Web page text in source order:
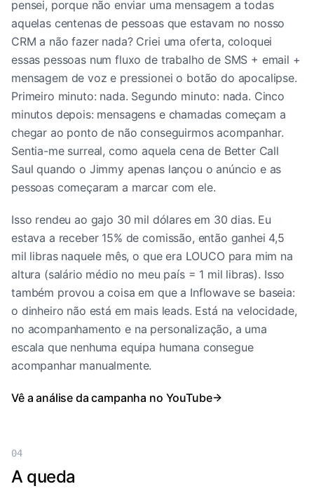
pensei, porque não enviar uma mensagem a todas
aquelas centenas de pessoas que estavam no nosso
CRM a não fazer nada? Criei uma oferta, coloquei
essas pessoas num fluxo de trabalho de SMS + email +
mensagem de voz e pressionei o botão do apocalipse.
Primeiro minuto: nada. Segundo minuto: nada. Cinco
minutos depois: mensagens e chamadas começam a
chegar ao ponto de não conseguirmos acompanhar.
Sentia-me surreal, como aquela cena de Better Call
Saul quando o Jimmy apenas lançou o anúncio e as
pessoas começaram a marcar com ele.
Isso rendeu ao gajo 30 mil dólares em 30 dias. Eu
estava a receber 15% de comissão, então ganhei 4,5
mil libras naquele mês, o que era LOUCO para mim na
altura (salário médio no meu país = 1 mil libras). Isso
também provou a coisa em que a Inflowave se baseia:
o dinheiro não está em mais leads. Está na velocidade,
no acompanhamento e na personalização, a uma
escala que nenhuma equipa humana consegue
acompanhar manualmente.
Vê a análise da campanha no YouTube
04
A queda